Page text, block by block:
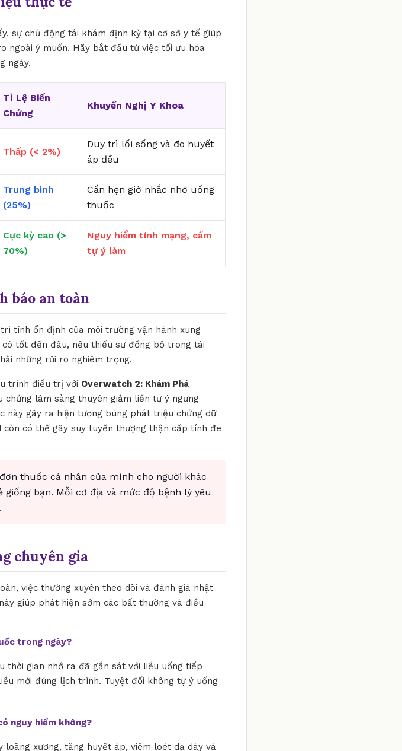
sự chủ động tái khám định kỳ tại cơ sở y tế giúp
ngoài ý muốn. Hãy bắt đầu từ việc tối ưu hóa
ngày.
Tỉ Lệ Biến
Chứng
Khuyến Nghị Y Khoa
Thấp (< 2%)
Duy trì lối sống và đo huyết
áp đều
Trung bình
(25%)
Cần hẹn giờ nhắc nhở uống
thuốc
Cực kỳ cao (>
70%)
Nguy hiểm tính mạng, cấm
tự ý làm
báo an toàn
tính ổn định của môi trường vận hành xung
tốt đến đâu, nếu thiếu sự đồng bộ trong tái
những rủi ro nghiêm trọng.
trình điều trị với Overwatch 2: Khám Phá
chứng lâm sàng thuyên giảm liền tự ý ngưng
này gây ra hiện tượng bùng phát triệu chứng dữ
có thể gây suy tuyến thượng thận cấp tính đe
thuốc cá nhân của mình cho người khác
bạn. Mỗi cơ địa và mức độ bệnh lý yêu
chuyên gia
việc thường xuyên theo dõi và đánh giá nhật
giúp phát hiện sớm các bất thường và điều
trong ngày?
thời gian nhớ ra đã gần sát với liều uống tiếp
mới đúng lịch trình. Tuyệt đối không tự ý uống
nguy hiểm không?
loãng xương, tăng huyết áp, viêm loét dạ dày và